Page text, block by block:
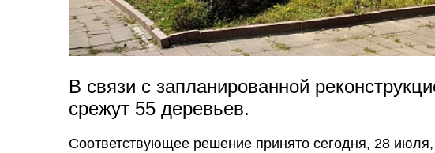
В связи с запланированной
срежут 55 деревьев.
Соответствующее решение принято сегодня, 28